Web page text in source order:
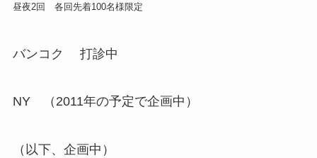
昼夜2回 各回先着100名様限定
バンコク 打診中
NY （2011年の予定で企画中）
（以下、企画中）